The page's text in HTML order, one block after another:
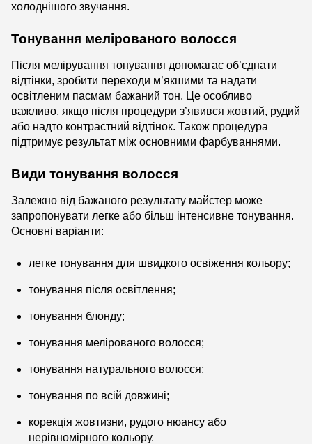
холоднішого звучання.
Тонування мелірованого волосся
Після мелірування тонування допомагає об’єднати
відтінки, зробити переходи м’якшими та надати
освітленим пасмам бажаний тон. Це особливо
важливо, якщо після процедури з’явився жовтий, рудий
або надто контрастний відтінок. Також процедура
підтримує результат між основними фарбуваннями.
Види тонування волосся
Залежно від бажаного результату майстер може
запропонувати легке або більш інтенсивне тонування.
Основні варіанти:
легке тонування для швидкого освіження кольору;
тонування після освітлення;
тонування блонду;
тонування мелірованого волосся;
тонування натурального волосся;
тонування по всій довжині;
корекція жовтизни, рудого нюансу або
нерівномірного кольору.